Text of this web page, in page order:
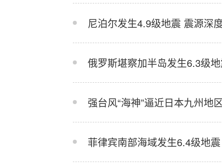
尼泊尔发生4.9级地震 震源深
俄罗斯堪察加半岛发生6.3级
强台风“海神”逼近日本九州地
菲律宾南部海域发生6.4级地震